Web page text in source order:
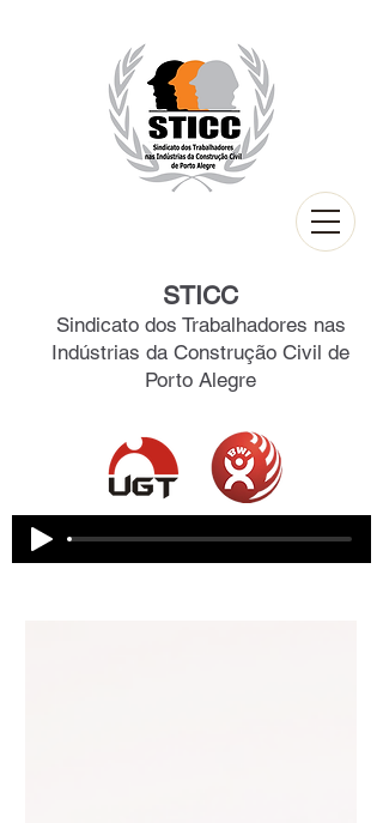
STICC
Sindicato dos Trabalhadores nas
Indústrias da Construção Civil de
Porto Alegre